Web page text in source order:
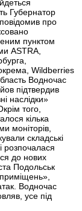
Губернатор
про
пунктом
ASTRA,
Wildberries
Водночас
підтвердив
наслідки»
того,
кілька
моніторів,
складські
розпочалася
до нових
Подольськ
Водночас
усе під